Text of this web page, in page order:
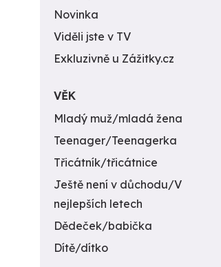
Novinka
Viděli jste v TV
Exkluzivně u Zážitky.cz
VĚK
Mladý muž/mladá žena
Teenager/Teenagerka
Třicátník/třicátnice
Ještě není v důchodu/V
nejlepších letech
Dědeček/babička
Dítě/dítko